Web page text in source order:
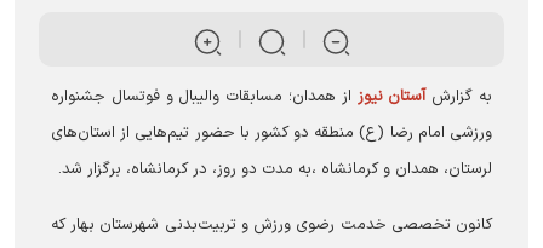
به گزارشآستان نیوز از همدان؛ مسابقات والیبال و فوتسال جشنواره
ورزشی امام رضا (ع) منطقه دو کشور با حضور تیم‌هایی از استان‌های
لرستان، همدان و کرمانشاه ،به مدت دو روز، در کرمانشاه، برگزار شد.
کانون تخصصی خدمت رضوی ورزش و تربیت‌بدنی شهرستان بهار که